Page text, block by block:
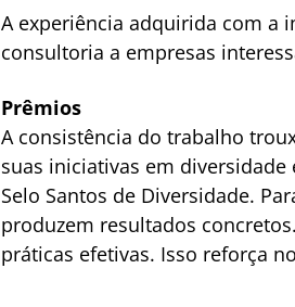
A experiência adquirida com a
consultoria a empresas
Prêmios
A consistência do trabalho
suas iniciativas em
Selo Santos de Diversidade.
produzem resultados
práticas efetivas. Isso reforça